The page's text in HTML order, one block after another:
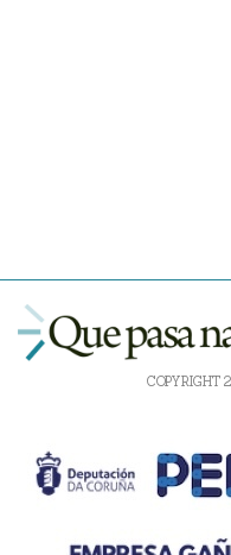
COPYRIGHT